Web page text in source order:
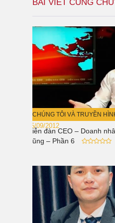
BÀI VIẾT CÙNG
CHÚNG TÔI VÀ TRUYỀN
15/09/2012
Diễn đàn CEO – Doanh
Dũng – Phần 6